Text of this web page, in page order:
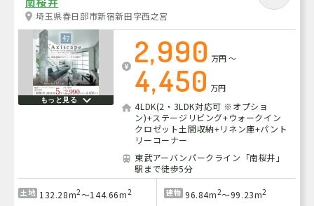
埼玉県春日部市新宿新田字西之宮
もっと見る
2,990 万円～
4,450 万円
4LDK(2・3LDK対応可 ※オプショ
ン)+ステージリビング+ウォークイン
クロゼット土間収納+リネン庫+パント
リーコーナー
東武アーバンパークライン「南桜井」
駅まで徒歩5分
土地 132.28m2～144.66m2 建物 96.84m2～99.23m2